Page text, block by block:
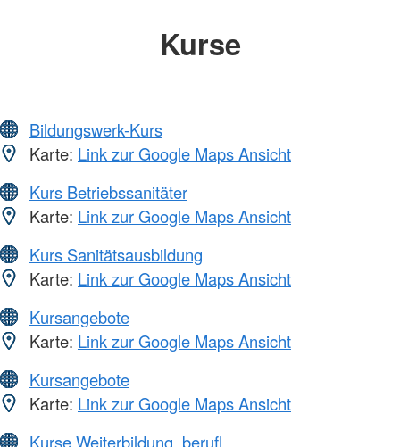
Kurse
Bildungswerk-Kurs
Karte: Link zur Google Maps Ansicht
Kurs Betriebssanitäter
Karte: Link zur Google Maps Ansicht
Kurs Sanitätsausbildung
Karte: Link zur Google Maps Ansicht
Kursangebote
Karte: Link zur Google Maps Ansicht
Kursangebote
Karte: Link zur Google Maps Ansicht
Kurse Weiterbildung, berufl.